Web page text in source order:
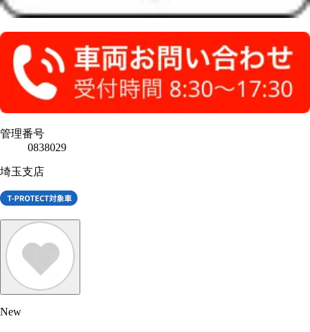
管理番号
0838029
埼玉支店
New